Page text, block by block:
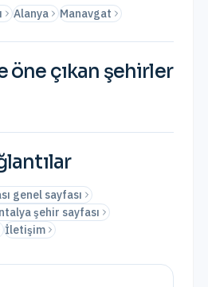
Alanya Manavgat
öne çıkan şehirler
genel sayfası
şehir sayfası
İletişim